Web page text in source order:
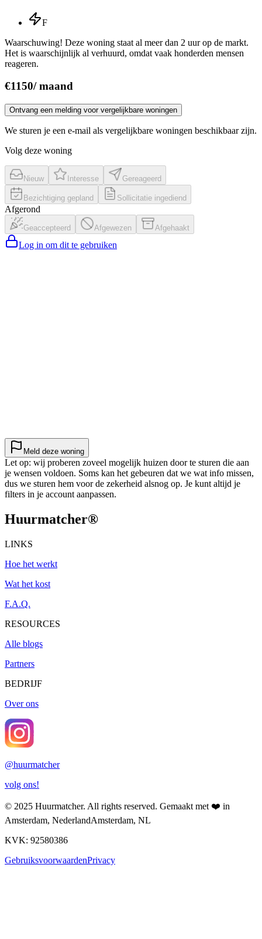
F
Waarschuwing! Deze woning staat al meer dan 2 uur op de markt.
Het is waarschijnlijk al verhuurd, omdat vaak honderden mensen
reageren.
€1150/maand
Ontvang een melding voor vergelijkbare woningen
We sturen je een e-mail als vergelijkbare woningen beschikbaar zijn.
Volg deze woning
Nieuw Interesse Gereageerd
Bezichtiging gepland Sollicitatie ingediend
Afgerond
Geaccepteerd Afgewezen Afgehaakt
Log in om dit te gebruiken
Meld deze woning
Let op: wij proberen zoveel mogelijk huizen door te sturen die aan
je wensen voldoen. Soms kan het gebeuren dat we wat info missen,
dus we sturen hem voor de zekerheid alsnog op. Je kunt altijd je
filters in je account aanpassen.
Huurmatcher®
LINKS
Hoe het werkt
Wat het kost
F.A.Q.
RESOURCES
Alle blogs
Partners
BEDRIJF
Over ons
@huurmatcher
volg ons!
© 2025 Huurmatcher. All rights reserved. Gemaakt met ❤️ in
Amsterdam, NederlandAmsterdam, NL
KVK: 92580386
GebruiksvoorwaardenPrivacy